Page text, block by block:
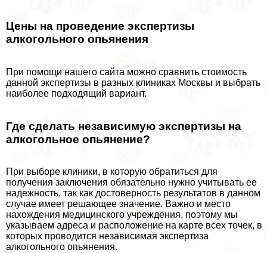
Цены на проведение экспертизы
алкогольного опьянения
При помощи нашего сайта можно сравнить стоимость
данной экспертизы в разных клиниках Москвы и выбрать
наиболее подходящий вариант.
Где сделать независимую экспертизы на
алкогольное опьянение?
При выборе клиники, в которую обратиться для
получения заключения обязательно нужно учитывать ее
надежность, так как достоверность результатов в данном
случае имеет решающее значение. Важно и место
нахождения медицинского учреждения, поэтому мы
указываем адреса и расположение на карте всех точек, в
которых проводится независимая экспертиза
алкогольного опьянения.